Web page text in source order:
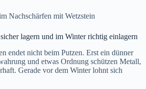
lagern und im Winter richtig einlagern
endet nicht beim Putzen. Erst ein dünner
und etwas Ordnung schützen Metall,
Gerade vor dem Winter lohnt sich